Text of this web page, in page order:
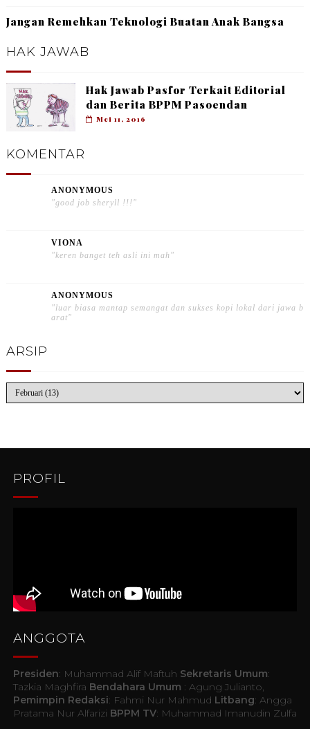
Jangan Remehkan Teknologi Buatan Anak Bangsa
HAK JAWAB
Hak Jawab Pasfor Terkait Editorial
dan Berita BPPM Pasoendan
Mei 11, 2016
KOMENTAR
ANONYMOUS
"good job sheryll !!!"
VIONA
"keren banget teh asli ini mah"
ANONYMOUS
"luar biasa mantap semangat dan sukses kopi lokal dari jawa b
arat"
ARSIP
PROFIL
ANGGOTA
Presiden: Muhammad Alif Maftuh Sekretaris Umum:
Tazkia Maghfira Bendahara Umum : Agung Julianto,
Pemimpin Redaksi: Fahmi Nur Mahmud Litbang: Angga
Pratama Nur Alfarizi BPPM TV: Muhammad Imanudin Zulfa